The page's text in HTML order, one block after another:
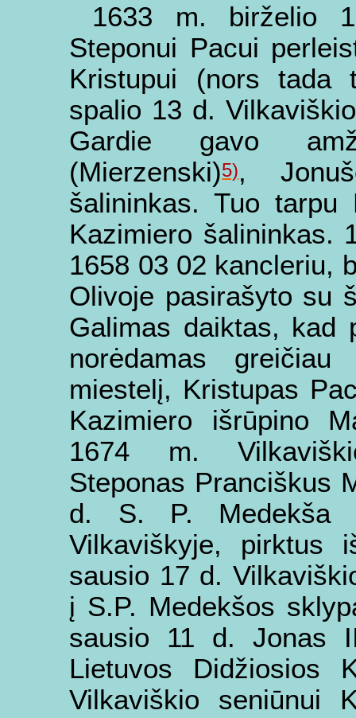
1633 m.
Steponui Pacui
Kristupui (nors tada
spalio 13 d.
Gardie gavo
(Mierzenski)5),
šalininkas. Tuo tarpu
Kazimiero šalininkas.
1658 03 02 kancleriu,
Olivoje pasirašyto su
Galimas daiktas, kad
norėdamas
miestelį, Kristupas
Kazimiero išrūpino
1674 m.
Steponas Pranciškus
d. S. P. Medekša
Vilkaviškyje, pirktus
sausio 17 d.
į S.P. Medekšos
sausio 11 d. Jonas
Lietuvos Didžiosios
Vilkaviškio seniūnui